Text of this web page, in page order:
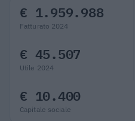
€ 1.959.988
Fatturato 2024
€ 45.507
Utile 2024
€ 10.400
Capitale sociale